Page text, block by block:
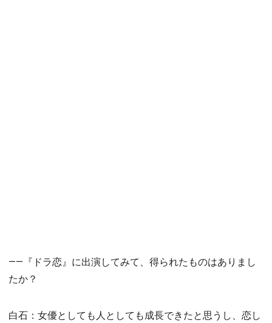
――『ドラ恋』に出演してみて、得られたものはありまし
たか？
白石：女優としても人としても成長できたと思うし、恋し